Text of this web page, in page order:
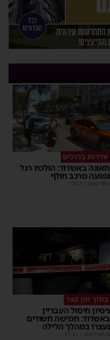
זהירות בדרכים
תאונה באשדוד: הולכת רגל
נפגעה מרכב חולף
משה קאהן 12:22
בתוך זמן קצר
ניסיון חיסול העבריין
באשדוד: חמישה חשודים
נעצרו במהלך הלילה
מנחם דויטש 07:35